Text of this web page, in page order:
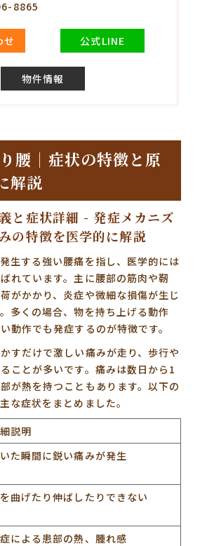
8865
せ 公式LINE
物件情報
腰｜症状の特徴と原
解説
と症状詳細 - 発症メカニズ
の特徴を医学的に解説
生する強い腰痛を指し、医学的には
れています。主に腰部の筋肉や靭
がかかり、炎症や微細な損傷が生じ
多くの場合、物を持ち上げる動作
動作でも発症するのが特徴です。
すだけで激しい痛みが走り、歩行や
ことが多いです。痛みは数日から1
が熱を持つこともあります。以下の
な症状をまとめました。
説明
た瞬間に鋭い痛みが発生
曲げたり伸ばしたりできない
による患部の熱、腫れ感